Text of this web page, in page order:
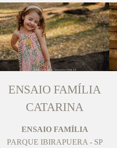
ENSAIO FAMÍLIA
CATARINA
ENSAIO FAMÍLIA
PARQUE IBIRAPUERA - SP